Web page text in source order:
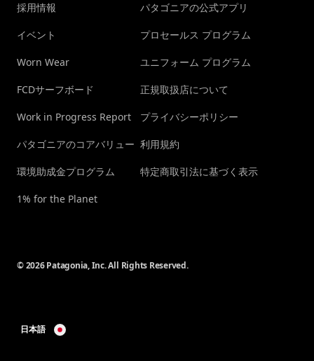
採用情報
イベント
Worn Wear
FCDサーフボード
Work in Progress Report
パタゴニアのコアバリュー
環境助成金プログラム
1% for the Planet
パタゴニアの公式アプリ
プロセールス プログラム
ユニフォーム プログラム
正規取扱店について
プライバシーポリシー
利用規約
特定商取引法に基づく表示
© 2026 Patagonia, Inc. All Rights Reserved.
日本語